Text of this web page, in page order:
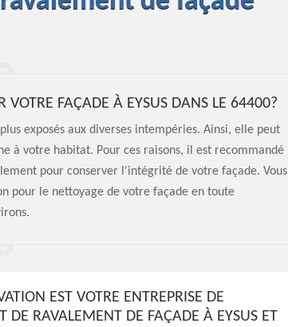
VOTRE FAÇADE À EYSUS DANS LE 64400?
exposés aux diverses intempéries. Ainsi, elle peut
à votre habitat. Pour ces raisons, il est recommandé
pour conserver l'intégrité de votre façade. Vous
pour le nettoyage de votre façade en toute
EST VOTRE ENTREPRISE DE
DE RAVALEMENT DE FAÇADE À EYSUS ET